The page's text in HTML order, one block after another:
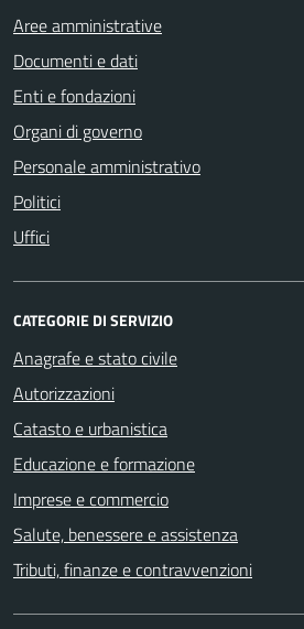
Aree amministrative
Documenti e dati
Enti e fondazioni
Organi di governo
Personale amministrativo
Politici
Uffici
CATEGORIE DI SERVIZIO
Anagrafe e stato civile
Autorizzazioni
Catasto e urbanistica
Educazione e formazione
Imprese e commercio
Salute, benessere e assistenza
Tributi, finanze e contravvenzioni